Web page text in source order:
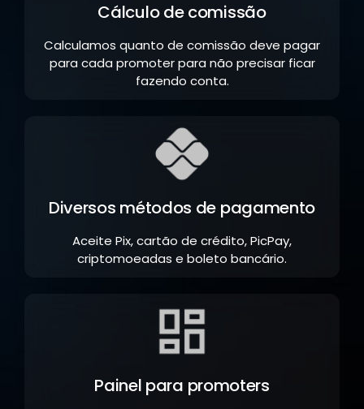
Cálculo de comissão
Calculamos quanto de comissão deve pagar
para cada promoter para não precisar ficar
fazendo conta.
Diversos métodos de pagamento
Aceite Pix, cartão de crédito, PicPay,
criptomoeadas e boleto bancário.
Painel para promoters